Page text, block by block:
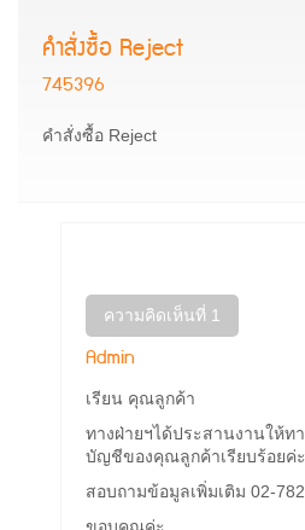
คำสั่งซื้อ Reject
745396
คำสั่งซื้อ Reject
ความคิดเห็นที่ 1
Admin
เรียน คุณลูกค้า
ทางฝ่ายฯได้ประสานงานให้ท
บัญชีของคุณลูกค้าเรียบร้อยค่ะ
สอบถามข้อมูลเพิ่มเติม 02-